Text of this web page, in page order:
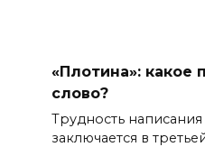
«Плотина»: какое
слово?
Трудность написания
заключается в